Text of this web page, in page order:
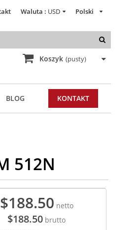
Polski
Waluta : USD
Koszyk (pusty)
BLOG KONTAKT
512N
$188.50 netto
$188.50 brutto